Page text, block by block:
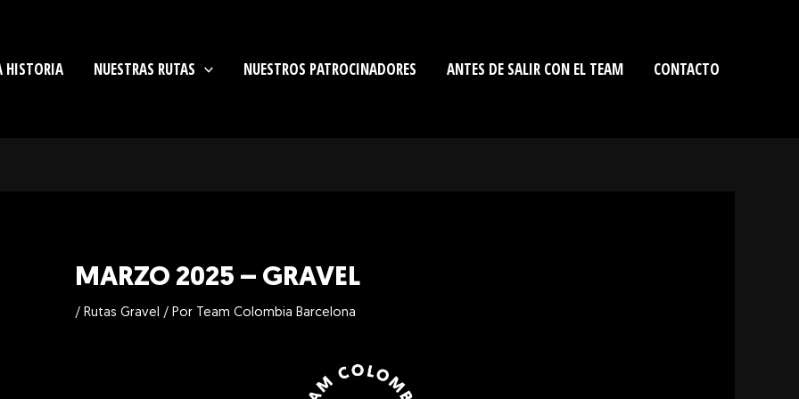
HISTORIA NUESTRAS RUTAS NUESTROS PATROCINADORES ANTES DE SALIR CON EL TEAM CONTACTO
MARZO 2025 – GRAVEL
/Rutas Gravel / Por Team Colombia Barcelona